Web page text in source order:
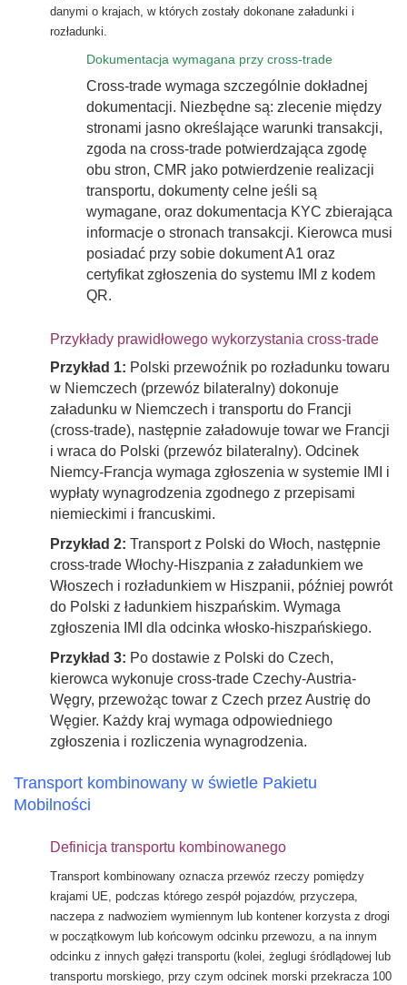
danymi o krajach, w których zostały dokonane załadunki i
rozładunki.
Dokumentacja wymagana przy cross-trade
Cross-trade wymaga szczególnie dokładnej
dokumentacji. Niezbędne są: zlecenie między
stronami jasno określające warunki transakcji,
zgoda na cross-trade potwierdzająca zgodę
obu stron, CMR jako potwierdzenie realizacji
transportu, dokumenty celne jeśli są
wymagane, oraz dokumentacja KYC zbierająca
informacje o stronach transakcji. Kierowca musi
posiadać przy sobie dokument A1 oraz
certyfikat zgłoszenia do systemu IMI z kodem
QR.
Przykłady prawidłowego wykorzystania cross-trade
Przykład 1: Polski przewoźnik po rozładunku towaru
w Niemczech (przewóz bilateralny) dokonuje
załadunku w Niemczech i transportu do Francji
(cross-trade), następnie załadowuje towar we Francji
i wraca do Polski (przewóz bilateralny). Odcinek
Niemcy-Francja wymaga zgłoszenia w systemie IMI i
wypłaty wynagrodzenia zgodnego z przepisami
niemieckimi i francuskimi.
Przykład 2: Transport z Polski do Włoch, następnie
cross-trade Włochy-Hiszpania z załadunkiem we
Włoszech i rozładunkiem w Hiszpanii, później powrót
do Polski z ładunkiem hiszpańskim. Wymaga
zgłoszenia IMI dla odcinka włosko-hiszpańskiego.
Przykład 3: Po dostawie z Polski do Czech,
kierowca wykonuje cross-trade Czechy-Austria-
Węgry, przewożąc towar z Czech przez Austrię do
Węgier. Każdy kraj wymaga odpowiedniego
zgłoszenia i rozliczenia wynagrodzenia.
Transport kombinowany w świetle Pakietu
Mobilności
Definicja transportu kombinowanego
Transport kombinowany oznacza przewóz rzeczy pomiędzy
krajami UE, podczas którego zespół pojazdów, przyczepa,
naczepa z nadwoziem wymiennym lub kontener korzysta z drogi
w początkowym lub końcowym odcinku przewozu, a na innym
odcinku z innych gałęzi transportu (kolei, żeglugi śródlądowej lub
transportu morskiego, przy czym odcinek morski przekracza 100